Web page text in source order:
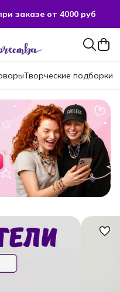
заказе от 4000 руб
заказе от 4000 руб
Творческие подборки